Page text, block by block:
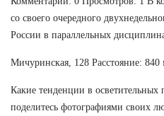
со своего очередного
России в параллельных
Мичуринская, 128 Расстояние: 840
Какие тенденции в
поделитесь фотографиями своих